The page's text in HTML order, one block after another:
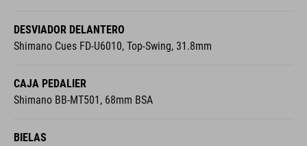
DESVIADOR DELANTERO
Shimano Cues FD-U6010, Top-Swing, 31.8mm
CAJA PEDALIER
Shimano BB-MT501, 68mm BSA
BIELAS